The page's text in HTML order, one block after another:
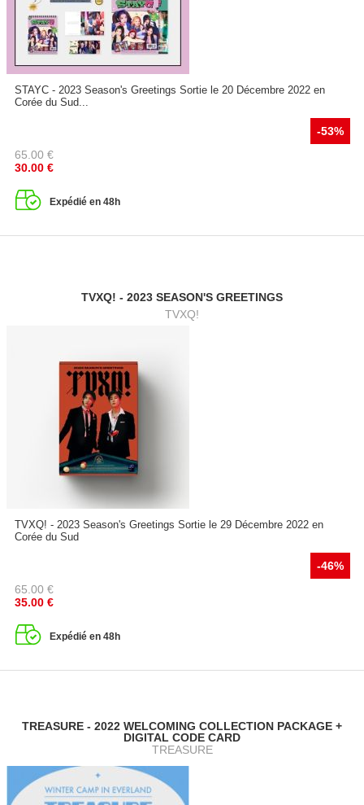
STAYC - 2023 Season's Greetings Sortie le 20 Décembre 2022 en
Corée du Sud...
-53%
65.00 €
30.00 €
Expédié en 48h
TVXQ! - 2023 SEASON'S GREETINGS
TVXQ!
TVXQ! - 2023 Season's Greetings Sortie le 29 Décembre 2022 en
Corée du Sud
-46%
65.00 €
35.00 €
Expédié en 48h
TREASURE - 2022 WELCOMING COLLECTION PACKAGE +
DIGITAL CODE CARD
TREASURE